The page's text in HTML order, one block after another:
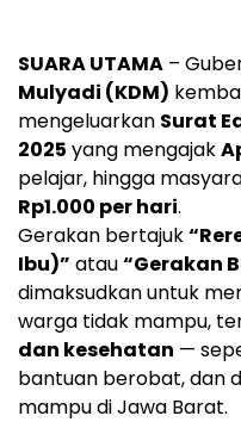
SUARA UTAMA –
Mulyadi (KDM)
mengeluarkan Surat
2025 yang mengajak
pelajar, hingga
Rp1.000 per hari.
Gerakan bertajuk
Ibu)” atau“Gerakan
dimaksudkan untuk
warga tidak mampu,
dan kesehatan —
bantuan berobat, dan
mampu di Jawa Barat.